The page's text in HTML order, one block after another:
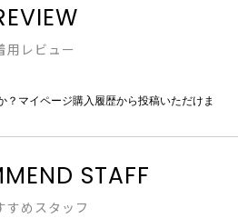
用レビュー
？マイページ購入履歴から投稿いただけま
STAFF
すめスタッフ